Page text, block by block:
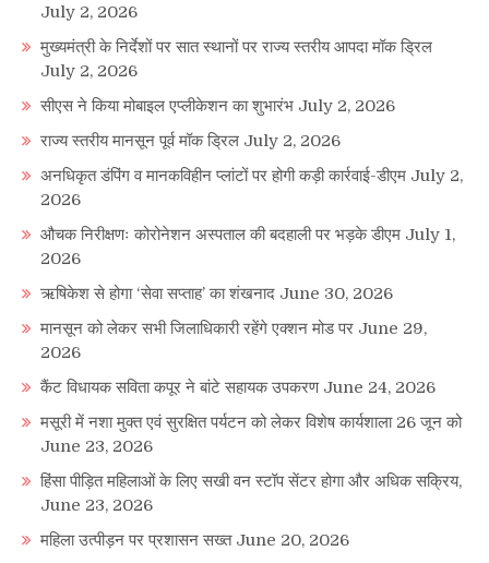
July 2, 2026
मुख्यमंत्री के निर्देशों पर सात स्थानों पर राज्य स्तरीय आपदा मॉक ड्रिल
July 2, 2026
सीएस ने किया मोबाइल एप्लीकेशन का शुभारंभ July 2, 2026
राज्य स्तरीय मानसून पूर्व मॉक ड्रिल July 2, 2026
अनधिकृत डंपिंग व मानकविहीन प्लांटों पर होगी कड़ी कार्रवाई-डीएम July 2,
2026
औचक निरीक्षणः कोरोनेशन अस्पताल की बदहाली पर भड़के डीएम July 1,
2026
ऋषिकेश से होगा ‘सेवा सप्ताह’ का शंखनाद June 30, 2026
मानसून को लेकर सभी जिलाधिकारी रहेंगे एक्शन मोड पर June 29,
2026
कैंट विधायक सविता कपूर ने बांटे सहायक उपकरण June 24, 2026
मसूरी में नशा मुक्त एवं सुरक्षित पर्यटन को लेकर विशेष कार्यशाला 26 जून को
June 23, 2026
हिंसा पीड़ित महिलाओं के लिए सखी वन स्टॉप सेंटर होगा और अधिक सक्रिय,
June 23, 2026
महिला उत्पीड़न पर प्रशासन सख्त June 20, 2026